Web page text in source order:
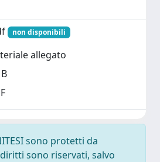
non disponibili
allegato
sono protetti da
sono riservati, salvo